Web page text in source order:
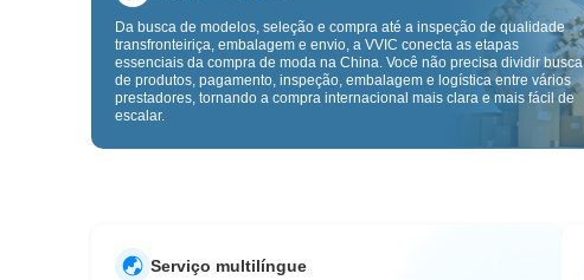
Da busca de modelos, seleção e compra até a inspeção de qualidade
transfronteiriça, embalagem e envio, a VVIC conecta as etapas
essenciais da compra de moda na China. Você não precisa dividir busca
de produtos, pagamento, inspeção, embalagem e logística entre vários
prestadores, tornando a compra internacional mais clara e mais fácil de
escalar.
Serviço multilíngue